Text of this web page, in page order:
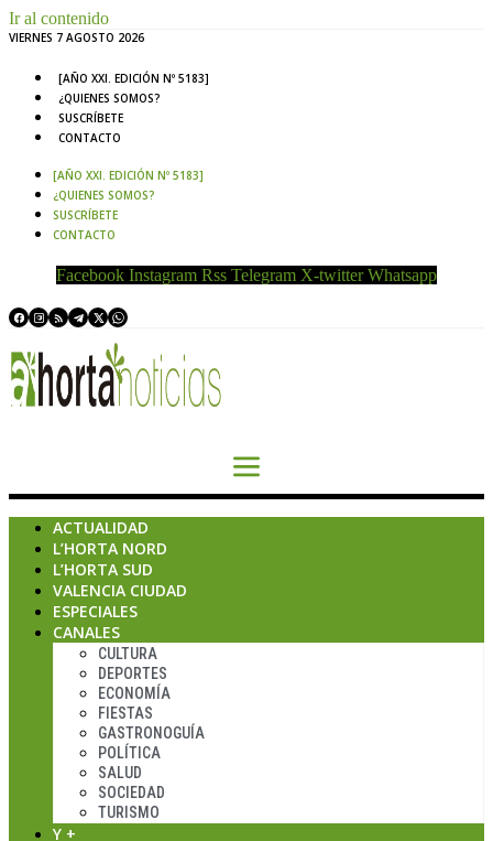
Ir al contenido
VIERNES 7 AGOSTO 2026
[AÑO XXI. EDICIÓN Nº 5183]
¿QUIENES SOMOS?
SUSCRÍBETE
CONTACTO
[AÑO XXI. EDICIÓN Nº 5183]
¿QUIENES SOMOS?
SUSCRÍBETE
CONTACTO
Facebook Instagram Rss Telegram X-twitter Whatsapp
ACTUALIDAD
L’HORTA NORD
L’HORTA SUD
VALENCIA CIUDAD
ESPECIALES
CANALES
CULTURA
DEPORTES
ECONOMÍA
FIESTAS
GASTRONOGUÍA
POLÍTICA
SALUD
SOCIEDAD
TURISMO
Y +